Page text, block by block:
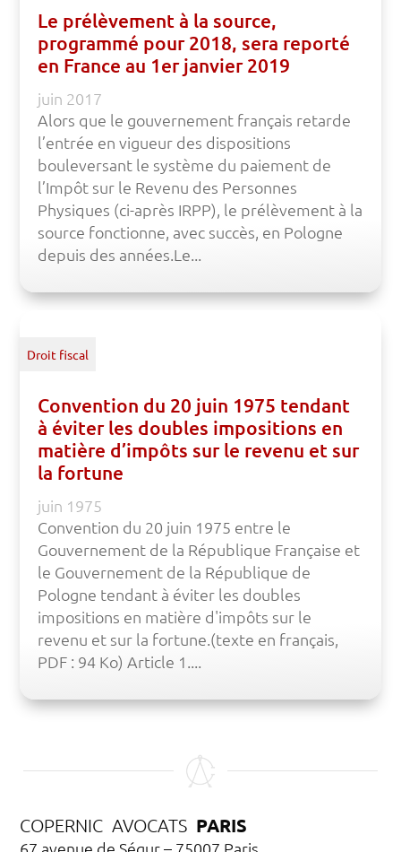
Le prélèvement à la source,
programmé pour 2018, sera reporté
en France au 1er janvier 2019
juin 2017
Alors que le gouvernement français retarde
l’entrée en vigueur des dispositions
bouleversant le système du paiement de
l’Impôt sur le Revenu des Personnes
Physiques (ci-après IRPP), le prélèvement à la
source fonctionne, avec succès, en Pologne
depuis des années.Le...
Droit fiscal
Convention du 20 juin 1975 tendant
à éviter les doubles impositions en
matière d’impôts sur le revenu et sur
la fortune
juin 1975
Convention du 20 juin 1975 entre le
Gouvernement de la République Française et
le Gouvernement de la République de
Pologne tendant à éviter les doubles
impositions en matière d'impôts sur le
revenu et sur la fortune.(texte en français,
PDF : 94 Ko) Article 1....
COPERNIC AVOCATS PARIS